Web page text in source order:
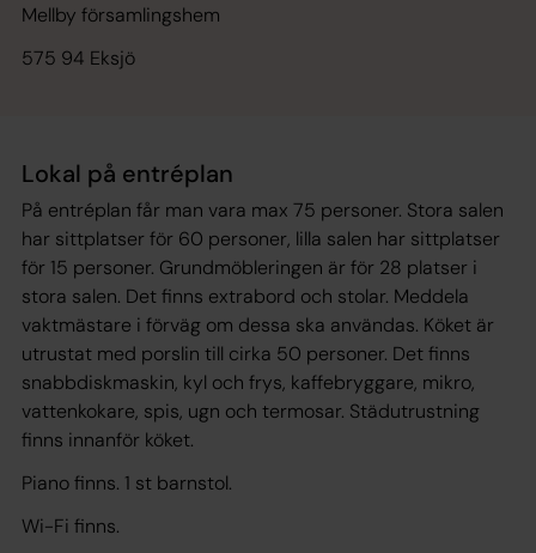
Mellby församlingshem
575 94 Eksjö
Lokal på entréplan
På entréplan får man vara max 75 personer. Stora salen
har sittplatser för 60 personer, lilla salen har sittplatser
för 15 personer. Grundmöbleringen är för 28 platser i
stora salen. Det finns extrabord och stolar. Meddela
vaktmästare i förväg om dessa ska användas. Köket är
utrustat med porslin till cirka 50 personer. Det finns
snabbdiskmaskin, kyl och frys, kaffebryggare, mikro,
vattenkokare, spis, ugn och termosar. Städutrustning
finns innanför köket.
Piano finns. 1 st barnstol.
Wi-Fi finns.